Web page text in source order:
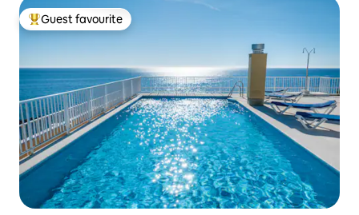
Top guest favourite
Guest favourite